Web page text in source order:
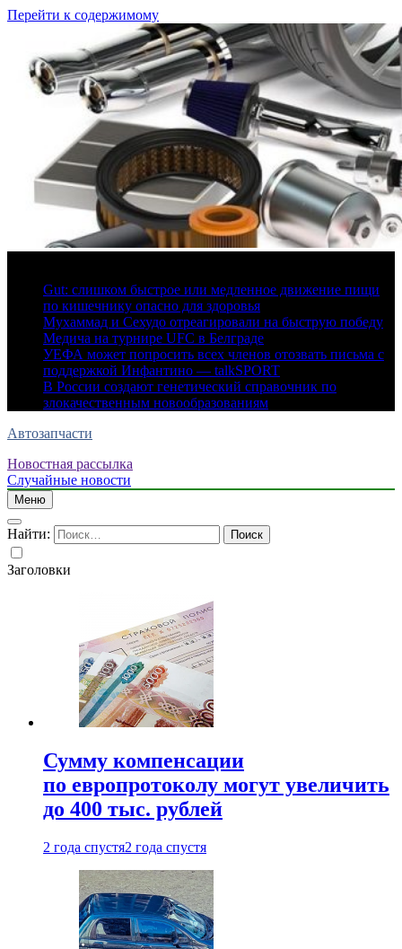
Перейти к содержимому
Gut: слишком быстрое или медленное движение пищи
по кишечнику опасно для здоровья
Мухаммад и Сехудо отреагировали на быструю победу
Медича на турнире UFC в Белграде
УЕФА может попросить всех членов отозвать письма с
поддержкой Инфантино — talkSPORT
В России создают генетический справочник по
злокачественным новообразованиям
Автозапчасти
Новостная рассылка
Случайные новости
Меню
Найти:
Заголовки
Сумму компенсации
по европротоколу могут увеличить
до 400 тыс. рублей
2 года спустя2 года спустя